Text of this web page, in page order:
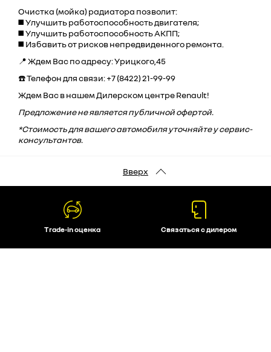
Очистка (мойка) радиатора позволит:
◼️ Улучшить работоспособность двигателя;
◼️ Улучшить работоспособность АКПП;
◼️ Избавить от рисков непредвиденного ремонта.
📍 Ждем Вас по адресу: Урицкого,45
☎️ Телефон для связи: +7 (8422) 21-99-99
Ждем Вас в нашем Дилерском центре Renault!
Предложение не является публичной офертой.
*Стоимость для вашего автомобиля уточняйте у сервис-
консультантов.
Вверх
Trade-in оценка Связаться с дилером